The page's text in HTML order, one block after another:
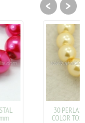
30 PERLAS DE CRISTAL
COLOR TOSTADO CLARO
< >